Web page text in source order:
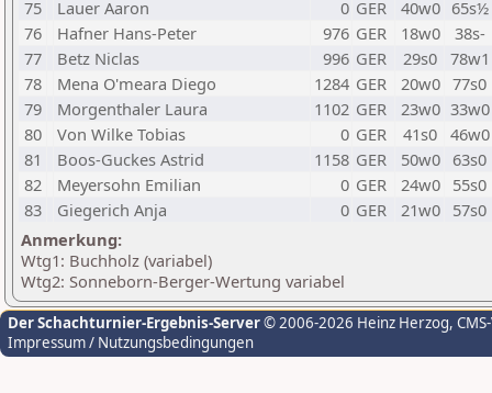
75
Lauer Aaron 0 GER 40w0 65s½
76
Hafner Hans-Peter 976 GER 18w0
38s-
77
Betz Niclas 996 GER 29s0 78w1
78
Mena O'meara Diego 1284 GER 20w0 77s0
79
Morgenthaler Laura 1102 GER 23w0 33w0
80
Von Wilke Tobias 0 GER 41s0 46w0
81
Boos-Guckes Astrid 1158 GER 50w0
63s0
82
Meyersohn Emilian 0 GER 24w0
55s0
83
Giegerich Anja 0 GER 21w0
57s0
Anmerkung:
Wtg1: Buchholz (variabel)
Wtg2: Sonneborn-Berger-Wertung variabel
Der Schachturnier-Ergebnis-Server© 2006-2026 Heinz Herzog,
Impressum / Nutzungsbedingungen